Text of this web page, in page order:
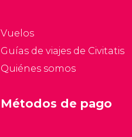
Vuelos
Guías de viajes de Civitatis
Quiénes somos
Métodos de pago